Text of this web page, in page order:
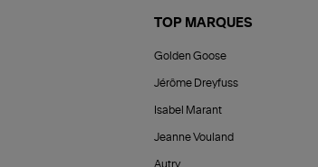
TOP MARQUES
Golden Goose
Jérôme Dreyfuss
Isabel Marant
Jeanne Vouland
Autry